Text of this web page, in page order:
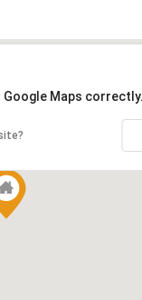
Google Maps